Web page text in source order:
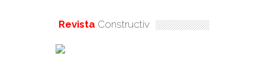
Revista Constructiv